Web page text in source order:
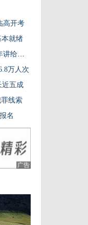
高开考
本就绪
海南师范大学总体国家安全观宣讲团：青年讲给青年听
万人次
近五成
线索
名
广告